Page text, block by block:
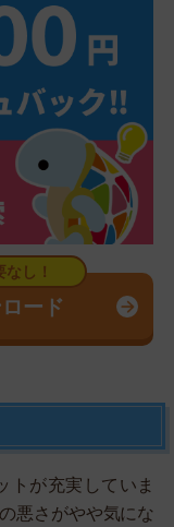
ード
トが充実していま
悪さがやや気にな